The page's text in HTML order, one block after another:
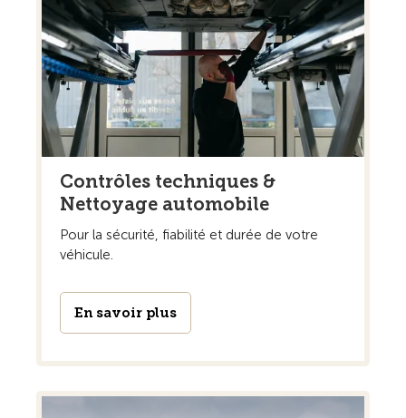
Contrôles techniques &
Nettoyage automobile
Pour la sécurité, fiabilité et durée de votre
véhicule.
En savoir plus